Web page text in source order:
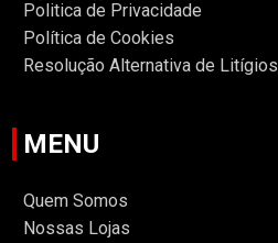
Politica de Privacidade
Política de Cookies
Resolução Alternativa de Litígios
MENU
Quem Somos
Nossas Lojas